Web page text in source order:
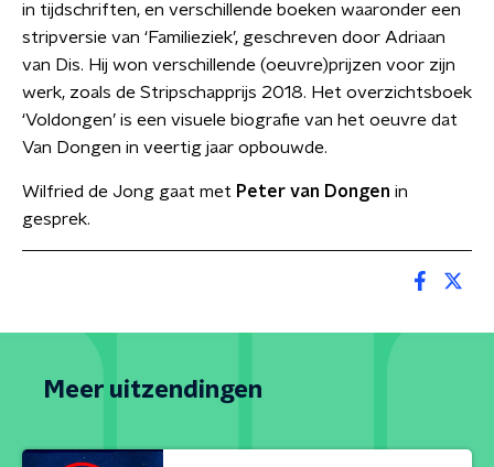
in tijdschriften, en verschillende boeken waaronder een
stripversie van ‘Familieziek’, geschreven door Adriaan
van Dis. Hij won verschillende (oeuvre)prijzen voor zijn
werk, zoals de Stripschapprijs 2018. Het overzichtsboek
‘Voldongen’ is een visuele biografie van het oeuvre dat
Van Dongen in veertig jaar opbouwde.
Wilfried de Jong gaat met Peter van Dongen in
gesprek.
Meer uitzendingen